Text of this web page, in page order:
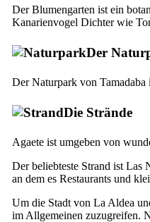
Der Blumengarten ist ein
Kanarienvogel Dichter wie
Der
Der Naturpark von Tamadaba
Die Strände
Agaete ist umgeben von
Der beliebteste Strand ist Las
an dem es Restaurants und
Um die Stadt von La Aldea
im Allgemeinen zuzugreifen.